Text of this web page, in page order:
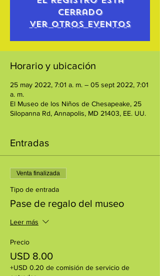
cerrado
Ver otros eventos
Horario y ubicación
25 may 2022, 7:01 a. m. – 05 sept 2022, 7:01
a. m.
El Museo de los Niños de Chesapeake, 25
Silopanna Rd, Annapolis, MD 21403, EE. UU.
Entradas
Venta finalizada
Tipo de entrada
Pase de regalo del museo
Leer más
Precio
USD 8.00
+USD 0.20 de comisión de servicio de